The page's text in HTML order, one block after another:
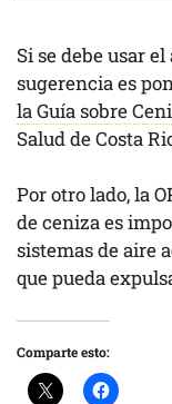
Si se debe usar
sugerencia es
la Guía sobre
Salud de Costa
Por otro lado, la
de ceniza es
sistemas de aire
que pueda
Comparte esto: